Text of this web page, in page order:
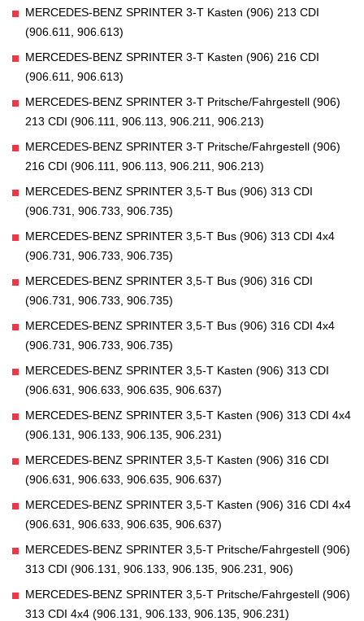
MERCEDES-BENZ SPRINTER 3-T Kasten (906) 213 CDI
(906.611, 906.613)
MERCEDES-BENZ SPRINTER 3-T Kasten (906) 216 CDI
(906.611, 906.613)
MERCEDES-BENZ SPRINTER 3-T Pritsche/Fahrgestell (906)
213 CDI (906.111, 906.113, 906.211, 906.213)
MERCEDES-BENZ SPRINTER 3-T Pritsche/Fahrgestell (906)
216 CDI (906.111, 906.113, 906.211, 906.213)
MERCEDES-BENZ SPRINTER 3,5-T Bus (906) 313 CDI
(906.731, 906.733, 906.735)
MERCEDES-BENZ SPRINTER 3,5-T Bus (906) 313 CDI 4x4
(906.731, 906.733, 906.735)
MERCEDES-BENZ SPRINTER 3,5-T Bus (906) 316 CDI
(906.731, 906.733, 906.735)
MERCEDES-BENZ SPRINTER 3,5-T Bus (906) 316 CDI 4x4
(906.731, 906.733, 906.735)
MERCEDES-BENZ SPRINTER 3,5-T Kasten (906) 313 CDI
(906.631, 906.633, 906.635, 906.637)
MERCEDES-BENZ SPRINTER 3,5-T Kasten (906) 313 CDI 4x4
(906.131, 906.133, 906.135, 906.231)
MERCEDES-BENZ SPRINTER 3,5-T Kasten (906) 316 CDI
(906.631, 906.633, 906.635, 906.637)
MERCEDES-BENZ SPRINTER 3,5-T Kasten (906) 316 CDI 4x4
(906.631, 906.633, 906.635, 906.637)
MERCEDES-BENZ SPRINTER 3,5-T Pritsche/Fahrgestell (906)
313 CDI (906.131, 906.133, 906.135, 906.231, 906)
MERCEDES-BENZ SPRINTER 3,5-T Pritsche/Fahrgestell (906)
313 CDI 4x4 (906.131, 906.133, 906.135, 906.231)